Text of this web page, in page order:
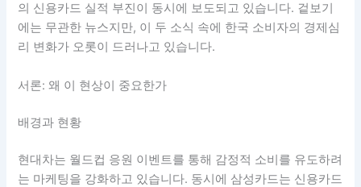
의 신용카드 실적 부진이 동시에 보도되고 있습니다. 겉보기
에는 무관한 뉴스지만, 이 두 소식 속에 한국 소비자의 경제심
리 변화가 오롯이 드러나고 있습니다.
서론: 왜 이 현상이 중요한가
배경과 현황
현대차는 월드컵 응원 이벤트를 통해 감정적 소비를 유도하려
는 마케팅을 강화하고 있습니다. 동시에 삼성카드는 신용카드